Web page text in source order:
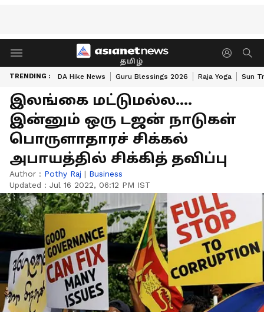
தமிழ்
TRENDING : DA Hike News Guru Blessings 2026 Raja Yoga Sun
இலங்கை மட்டுமல்ல….
இன்னும் ஒரு டஜன் நாடுகள்
பொருளாதாரச் சிக்கல்
அபாயத்தில் சிக்கித் தவிப்பு
Author : Pothy Raj | Business
Updated : Jul 16 2022, 06:12 PM IST